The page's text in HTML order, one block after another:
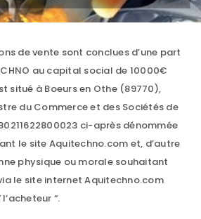
de vente sont conclues d’une part
au capital social de 10000€
situé à Boeurs en Othe (89770),
du Commerce et des Sociétés de
ci-après dénommée
le site Aquitechno.com et, d’autre
physique ou morale souhaitant
le site internet Aquitechno.com
“.